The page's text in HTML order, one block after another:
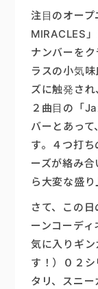
注目のオー
MIRACLES
ナンバーを
ラスの小気
ズに触発され
２曲目の「
バーとあっ
す。４つ打
ーズが絡み
ら大変な盛り
さて、この
ーンコーデ
気に入りギ
す！）０２
タリ、スニー